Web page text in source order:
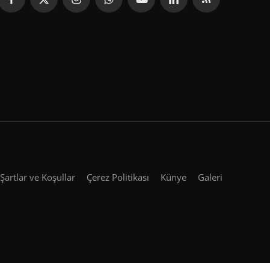
Şartlar ve Koşullar Çerez Politikası Künye Galeri